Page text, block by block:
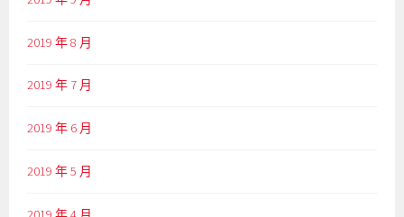
2019 年 8 月
2019 年 7 月
2019 年 6 月
2019 年 5 月